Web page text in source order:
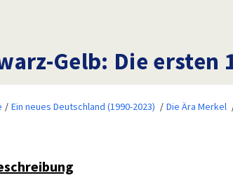
Gelb: Die ersten
Ein neues Deutschland (1990-2023) Die Ära Merkel